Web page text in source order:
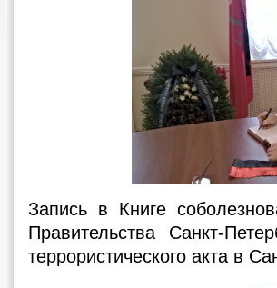
Запись в Книге
Правительства Санкт-
террористического акта в